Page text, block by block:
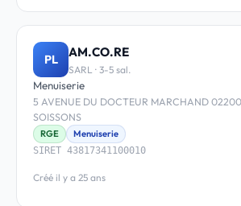
PL AM.CO.RE
SARL · 3-5 sal.
Menuiserie
5 AVENUE DU DOCTEUR MARCHAND
SOISSONS
RGE
Menuiserie
SIRET 43817341100010
Créé il y a 25 ans